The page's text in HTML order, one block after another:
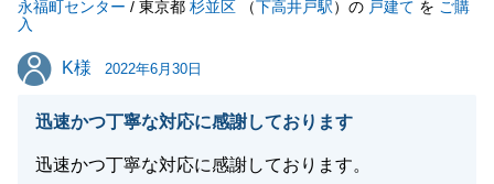
いただければと存じます。
閉じる
永福町センター / 東京都 杉並区 （下高井戸駅）の 戸建て を ご購
入
K様
K様 2022年6月30日
迅速かつ丁寧な対応に感謝しております
迅速かつ丁寧な対応に感謝しております。